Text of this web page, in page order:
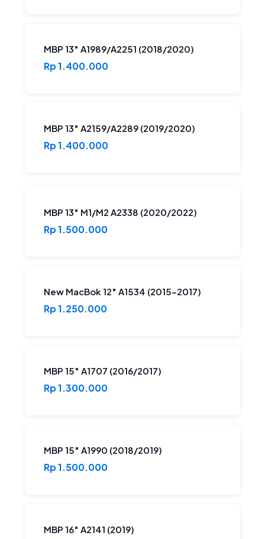
MBP 13″ A1989/A2251 (2018/2020)
Rp 1.400.000
MBP 13″ A2159/A2289 (2019/2020)
Rp 1.400.000
MBP 13″ M1/M2 A2338 (2020/2022)
Rp 1.500.000
New MacBok 12″ A1534 (2015-2017)
Rp 1.250.000
MBP 15″ A1707 (2016/2017)
Rp 1.300.000
MBP 15″ A1990 (2018/2019)
Rp 1.500.000
MBP 16″ A2141 (2019)